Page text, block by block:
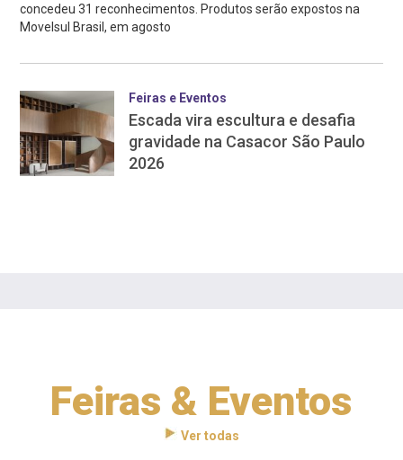
concedeu 31 reconhecimentos. Produtos serão expostos na
Movelsul Brasil, em agosto
Feiras e Eventos
Escada vira escultura e desafia
gravidade na Casacor São Paulo
2026
Feiras & Eventos
Ver todas